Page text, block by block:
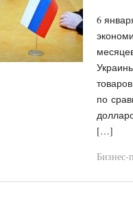
6
по
[…]
Бизнес-